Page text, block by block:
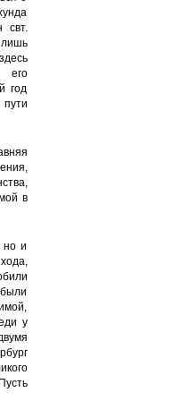
свт.
его
год
в
но и
у